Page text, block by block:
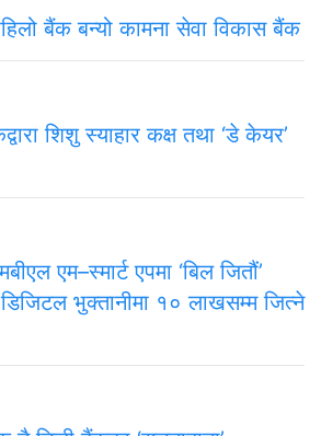
बैंक बन्यो कामना सेवा विकास बैंक
शिशु स्याहार कक्ष तथा ‘डे केयर’
एम–स्मार्ट एपमा ‘बिल जितौं’
भुक्तानीमा १० लाखसम्म जित्ने